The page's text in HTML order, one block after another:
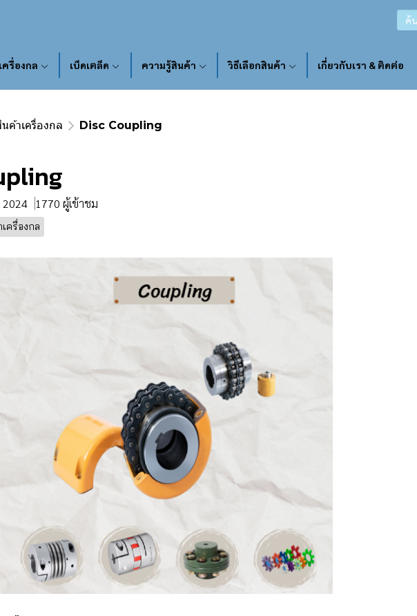
ครื่องกล เบ็ดเตล็ด ความรู้สินค้า วิธีเลือกสินค้า เกี่ยวกับเรา & ติดต่อ
ค้าเครื่องกล Disc Coupling
2024 1770 ผู้เข้าชม
ครื่องกล